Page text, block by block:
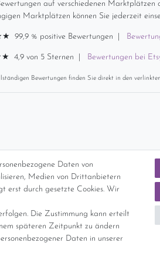
auf verschiedenen Marktplätzen
Marktplätzen können Sie jederzeit
99,9 % positive Bewertungen |
4,9 von 5 Sternen | Bewertungen bei
Bewertungen finden Sie direkt in den
Daten von
Medien von Drittanbietern
erst durch gesetzte Cookies. Wir
Die Zustimmung kann erteilt
späteren Zeitpunkt zu ändern
Daten in unserer
(innerhalb Deutschlands)
ein Ausweis der